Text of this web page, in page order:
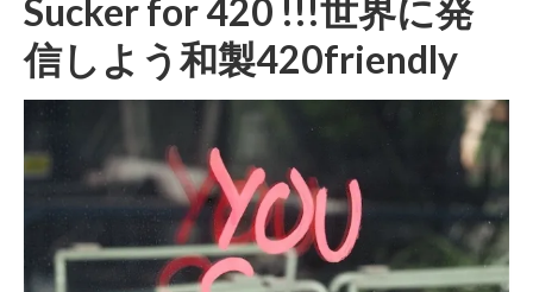
YouTube:420shibuya
420 Blog Full
420friendly 通販
Sucker for 420 !!!世界に発
信しよう和製420friendly